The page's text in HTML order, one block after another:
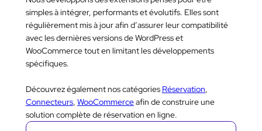
simples à intégrer, performants et évolutifs. Elles sont
régulièrement mis à jour afin d’assurer leur compatibilité
avec les dernières versions de WordPress et
WooCommerce tout en limitant les développements
spécifiques.
Découvrez également nos catégories Réservation
Connecteurs, WooCommerceafin de construire une
solution complète de réservation en ligne.